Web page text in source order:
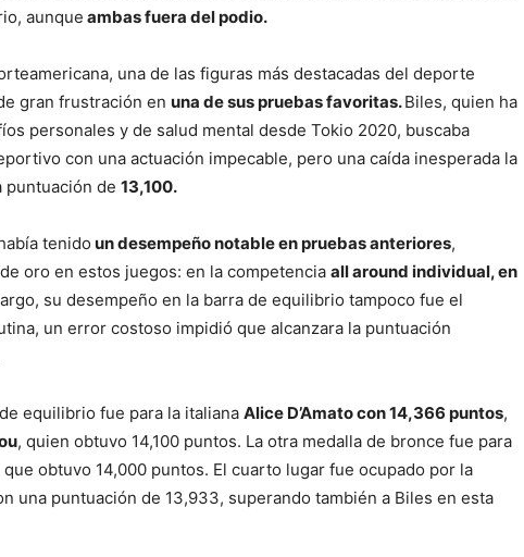
aunque ambas fuera del podio.
una de las figuras más destacadas del deporte
gran frustración en una de sus pruebas favoritas.Biles, quien ha
personales y de salud mental desde Tokio 2020, buscaba
con una actuación impecable, pero una caída inesperada la
puntuación de 13,100.
tenido un desempeño notable en pruebas anteriores,
oro en estos juegos: en la competencia all around individual, en
su desempeño en la barra de equilibrio tampoco fue el
un error costoso impidió que alcanzara la puntuación
equilibrio fue para la italiana Alice D’Amato con 14,366 puntos,
, quien obtuvo 14,100 puntos. La otra medalla de bronce fue para
que obtuvo 14,000 puntos. El cuarto lugar fue ocupado por la
una puntuación de 13,933, superando también a Biles en esta